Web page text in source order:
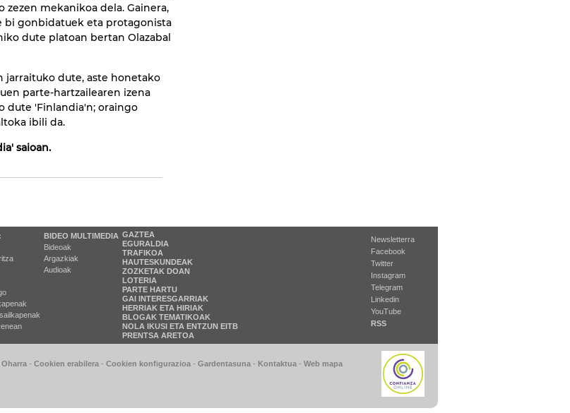
mekanikoa dela. Gainera,
bi gonbidatuek eta protagonista
dute platoan bertan Olazabal
jarraituko dute, aste honetako
parte-hartzailearen izena
dute 'Finlandia'n; oraingo
ibili da.
saioan.
BIDEO MULTIMEDIA
Bideoak
Argazkiak
Audioak
GAZTEA
EGURALDIA
TRAFIKOA
HAUTESKUNDEAK
ZOZKETAK DOAN
LOTERIA
PARTE HARTU
GAI INTERESGARRIAK
HERRIAK ETA HIRIAK
BLOGAK TEMATIKOAK
NOLA IKUSI ETA ENTZUN EITB
PRENTSA ARETOA
Newsletterra
Facebook
Twitter
Instagram
Telegram
Linkedin
YouTube
RSS
Oharra - Cookien erabilera - Cookien konfigurazioa - Gardentasuna - Kontaktua - Web mapa